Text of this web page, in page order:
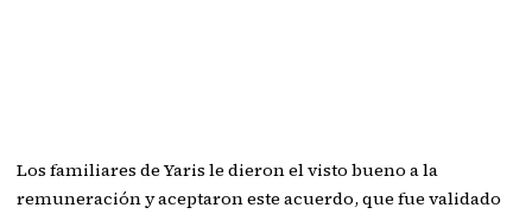
Los familiares de Yaris le dieron el visto bueno a la
remuneración y aceptaron este acuerdo, que fue validado